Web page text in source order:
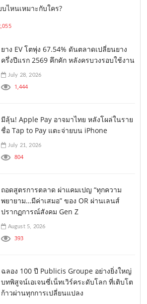
ไหนเหมาะกับใคร?
ยาง EV โตพุ่ง 67.54% ดันตลาดเปลี่ยนยาง
ครึ่งปีแรก 2569 คึกคัก หลังครบวงรอบใช้งาน
July 28, 2026
1,444
มีลุ้น! Apple Pay อาจมาไทย หลังโผล่ในราย
ชื่อ Tap to Pay แตะจ่ายบน iPhone
July 21, 2026
804
ถอดสูตรการตลาด ผ่าแคมเปญ “ทุกความ
พยายาม…มีค่าเสมอ” ของ OR ผ่านเลนส์
ปรากฏการณ์สังคม Gen Z
August 5, 2026
393
ฉลอง 100 ปี Publicis Groupe อย่างยิ่งใหญ่
บทพิสูจน์เอเจนซี่เน็ทเวิร์คระดับโลก ที่เติบโต
ก้าวผ่านทุกการเปลี่ยนแปลง